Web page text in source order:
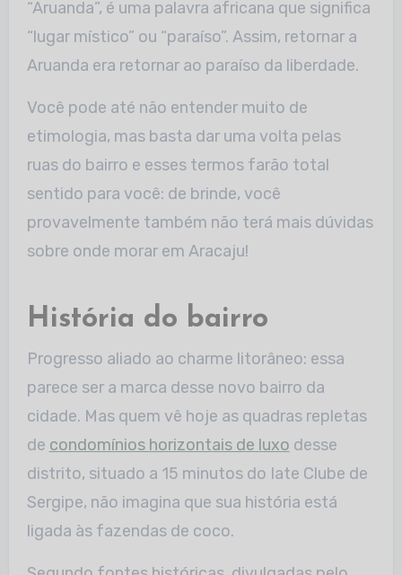
“Aruanda”, é uma palavra africana que significa
“lugar místico” ou “paraíso”. Assim, retornar a
Aruanda era retornar ao paraíso da liberdade.
Você pode até não entender muito de
etimologia, mas basta dar uma volta pelas
ruas do bairro e esses termos farão total
sentido para você: de brinde, você
provavelmente também não terá mais dúvidas
sobre onde morar em Aracaju!
História do bairro
Progresso aliado ao charme litorâneo: essa
parece ser a marca desse novo bairro da
cidade. Mas quem vê hoje as quadras repletas
de condomínios horizontais de luxo desse
distrito, situado a 15 minutos do Iate Clube de
Sergipe, não imagina que sua história está
ligada às fazendas de coco.